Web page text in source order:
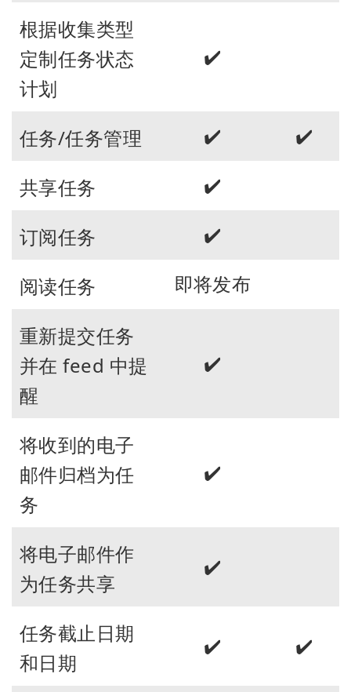
根据收集类型
定制任务状态
计划
✔️
任务/任务管理 ✔️
✔️
共享任务
✔️
订阅任务
✔️
阅读任务
即将发布
重新提交任务
并在 feed 中提
醒
✔️
将收到的电子
邮件归档为任
务
✔️
将电子邮件作
为任务共享
✔️
任务截止日期
和日期
✔️ ✔️